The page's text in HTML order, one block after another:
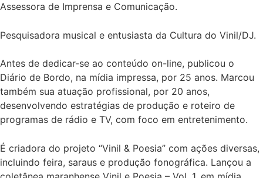
Assessora de Imprensa e Comunicação.
Pesquisadora musical e entusiasta da Cultura do Vinil/DJ.
Antes de dedicar-se ao conteúdo on-line, publicou o
Diário de Bordo, na mídia impressa, por 25 anos. Marcou
também sua atuação profissional, por 20 anos,
desenvolvendo estratégias de produção e roteiro de
programas de rádio e TV, com foco em entretenimento.
É criadora do projeto “Vinil & Poesia” com ações diversas,
incluindo feira, saraus e produção fonográfica. Lançou a